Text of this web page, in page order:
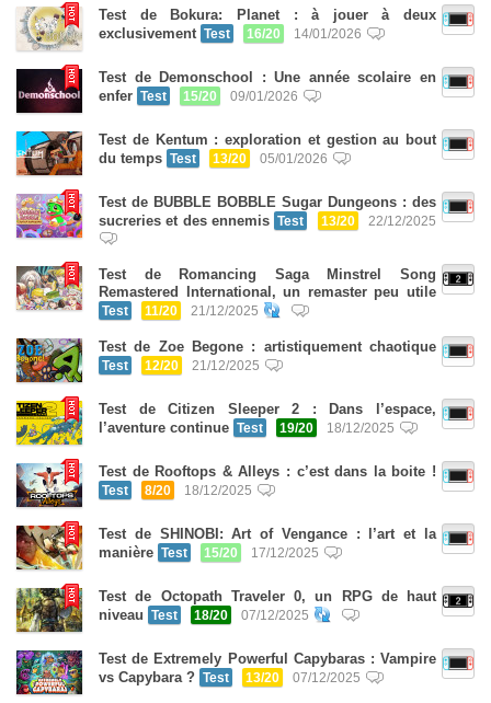
Test de Bokura: Planet : à jouer à deux
exclusivement Test 16/20 14/01/2026
Test de Demonschool : Une année scolaire en
enfer Test 15/20 09/01/2026
Test de Kentum : exploration et gestion au bout
du temps Test 13/20 05/01/2026
Test de BUBBLE BOBBLE Sugar Dungeons : des
sucreries et des ennemis Test 13/20 22/12/2025
Test de Romancing Saga Minstrel Song
Remastered International, un remaster peu utile
Test 11/20 21/12/2025
Test de Zoe Begone : artistiquement chaotique
Test 12/20 21/12/2025
Test de Citizen Sleeper 2 : Dans l’espace,
l’aventure continue Test 19/20 18/12/2025
Test de Rooftops & Alleys : c’est dans la boite !
Test 8/20 18/12/2025
Test de SHINOBI: Art of Vengance : l’art et la
manière Test 15/20 17/12/2025
Test de Octopath Traveler 0, un RPG de haut
niveau
Test 18/20 07/12/2025
Test de Extremely Powerful Capybaras : Vampire
vs Capybara ?
Test 13/20 07/12/2025